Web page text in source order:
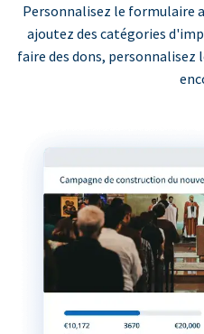
Personnalisez le formulaire
ajoutez des catégories
faire des dons,